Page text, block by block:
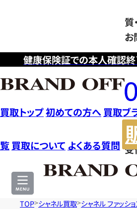
健康保険証での本人確認
質
お
フ
リ
ー
ダ
イ
ヤ
ル
受
買取トップ初めての方へ 買取ブ
覧 買取について よくある質問
TOP シャネル買取 シャネル ファッシ